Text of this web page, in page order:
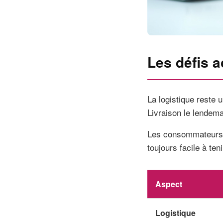
Les défis
La logistique reste
Livraison le
Les
toujours facile à
Aspect
Logistique